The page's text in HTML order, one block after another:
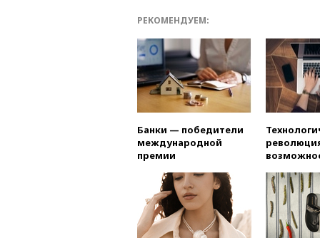
РЕКОМЕНДУЕМ:
Банки — победители
международной
премии